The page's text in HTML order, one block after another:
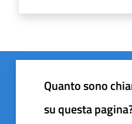
Quanto sono
su questa